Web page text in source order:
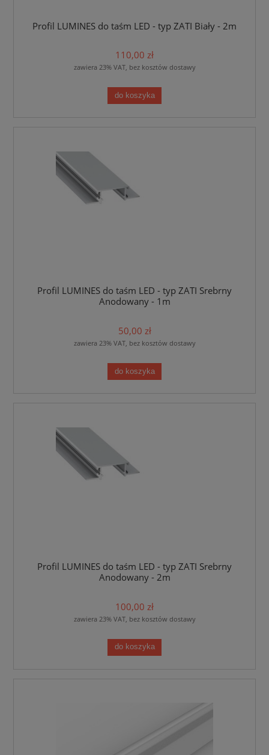
Profil LUMINES do taśm LED - typ ZATI Biały - 2m
110,00 zł
zawiera 23% VAT, bez kosztów dostawy
do koszyka
Profil LUMINES do taśm LED - typ ZATI Srebrny
Anodowany - 1m
50,00 zł
zawiera 23% VAT, bez kosztów dostawy
do koszyka
Profil LUMINES do taśm LED - typ ZATI Srebrny
Anodowany - 2m
100,00 zł
zawiera 23% VAT, bez kosztów dostawy
do koszyka